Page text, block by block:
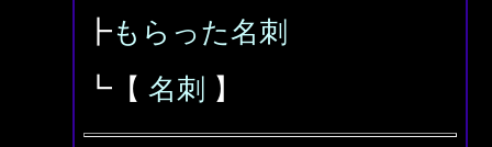
┣もらった名刺
┗【 名刺 】